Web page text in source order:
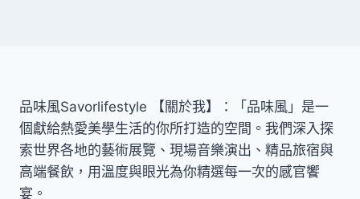
品味風Savorlifestyle 【關於我】：「品味風」是一
個獻給熱愛美學生活的你所打造的空間。我們深入探
索世界各地的藝術展覽、現場音樂演出、精品旅宿與
高端餐飲，用溫度與眼光為你精選每一次的感官饗
宴。